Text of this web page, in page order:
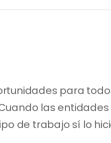
para
las
de trabajo sí lo